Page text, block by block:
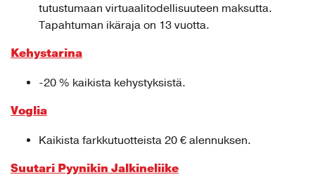
tutustumaan virtuaalitodellisuuteen maksutta.
Tapahtuman ikäraja on 13 vuotta.
Kehystarina
-20 % kaikista kehystyksistä.
Voglia
Kaikista farkkutuotteista 20 € alennuksen.
Suutari Pyynikin Jalkineliike